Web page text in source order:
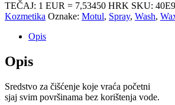
TEČAJ: 1 EUR = 7,53450 HRK SKU: 40E9
Kozmetika Oznake: Motul, Spray, Wash,
Opis
Opis
Sredstvo za čišćenje koje vraća početni
sjaj svim površinama bez korištenja vode.